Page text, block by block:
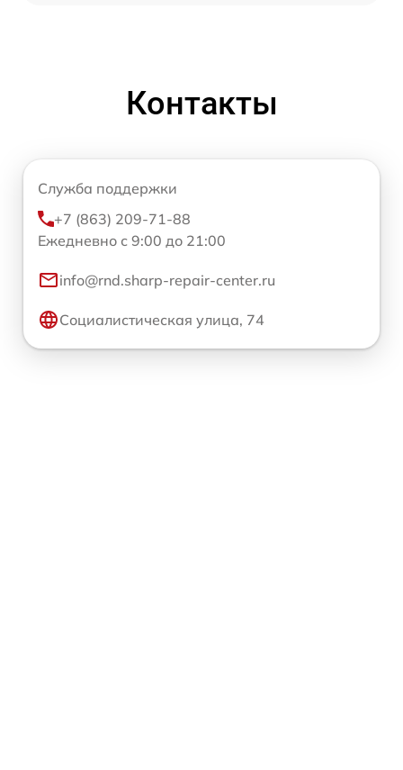
Контакты
Служба поддержки
+7 (863) 209-71-88
Ежедневно с 9:00 до 21:00
info@rnd.sharp-repair-center.ru
Социалистическая улица, 74